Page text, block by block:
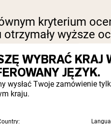
kryterium
wyższe
formuły z
oraz brak
niezależne testy na
Project
WYBRAĆ KRAJ
JĘZYK.
wysłać Twoje zamówienie
kraju.